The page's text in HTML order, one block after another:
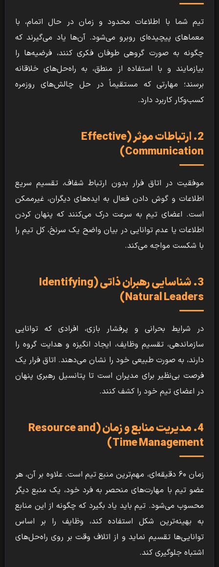
تیم شما با اطلاعات محدود و زمان در حال اتمام، با
معماهای پیچیده‌ای روبرو می‌شود. آن‌ها یاد می‌گیرند که
چگونه به صورت گروهی طوفان فکری کنند، فرضیه‌ها را
بیازمایند و با استفاده از منطق، به راه‌حل‌های خلاقانه
برسند؛ مهارتی که مستقیماً در حل چالش‌های روزمره
کسب‌وکار کاربرد دارد.
2. ارتباطات موثر (Effective
Communication)
موفقیت در اتاق فرار بدون ارتباط شفاف، تقسیم سریع
اطلاعات و گوش دادن فعال به ایده‌های دیگران، غیرممکن
است. اعضای تیم به سرعت درک می‌کنند که پنهان کردن
اطلاعات یا عدم توانایی در بیان واضح یک سرنخ، کل تیم را
با شکست مواجه می‌کند.
3. شناسایی رهبران ذاتی (Identifying
Natural Leaders)
در شرایط بحرانی و پرفشار بازی، افرادی که توانایی
سازماندهی، تقسیم وظایف، ایجاد انگیزه و هدایت گروه را
دارند، به صورت طبیعی خود را نشان می‌دهند. اتاق فرار یک
فرصت بی‌نظیر برای مدیران است تا پتانسیل رهبری پنهان
در اعضای تیم خود را کشف کنند.
4. مدیریت منابع و زمان (Resource and
Time Management)
زمان ۶۰ دقیقه‌ای، مهم‌ترین منبع تیم است. علاوه بر آن، هر
عضو تیم با مهارت‌های منحصر به فرد خود، یک منبع دیگر
محسوب می‌شود. تیم باید یاد بگیرد که چگونه از این منابع
به بهینه‌ترین شکل استفاده کند، وظایف را بر اساس
توانایی‌ها تقسیم نماید و از اتلاف وقت بر روی راه‌حل‌های
اشتباه جلوگیری کند.